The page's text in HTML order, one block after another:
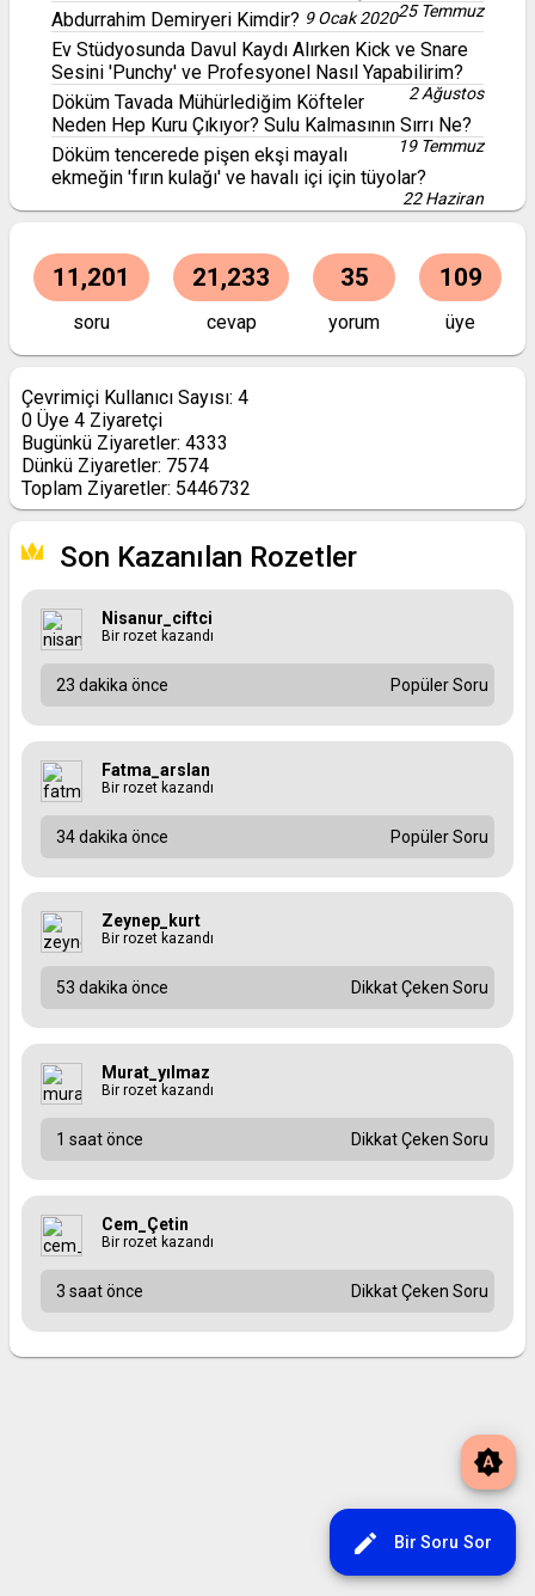
brightness_auto
edit Bir Soru Sor
25 Temmuz
Abdurrahim Demiryeri Kimdir? 9 Ocak 2020
Ev Stüdyosunda Davul Kaydı Alırken Kick ve Snare
Sesini 'Punchy' ve Profesyonel Nasıl Yapabilirim?
2 Ağustos
Döküm Tavada Mühürlediğim Köfteler
Neden Hep Kuru Çıkıyor? Sulu Kalmasının Sırrı Ne?
19 Temmuz
Döküm tencerede pişen ekşi mayalı
ekmeğin 'fırın kulağı' ve havalı içi için tüyolar?
22 Haziran
11,201
soru
21,233
cevap
35
yorum
109
üye
Çevrimiçi Kullanıcı Sayısı: 4
0 Üye 4 Ziyaretçi
Bugünkü Ziyaretler: 4333
Dünkü Ziyaretler: 7574
Toplam Ziyaretler: 5446732
Son Kazanılan Rozetler
Nisanur_ciftci
Bir rozet kazandı
23 dakika önce Popüler Soru
Fatma_arslan
Bir rozet kazandı
34 dakika önce Popüler Soru
Zeynep_kurt
Bir rozet kazandı
53 dakika önce Dikkat Çeken Soru
Murat_yılmaz
Bir rozet kazandı
1 saat önce Dikkat Çeken Soru
Cem_Çetin
Bir rozet kazandı
3 saat önce Dikkat Çeken Soru